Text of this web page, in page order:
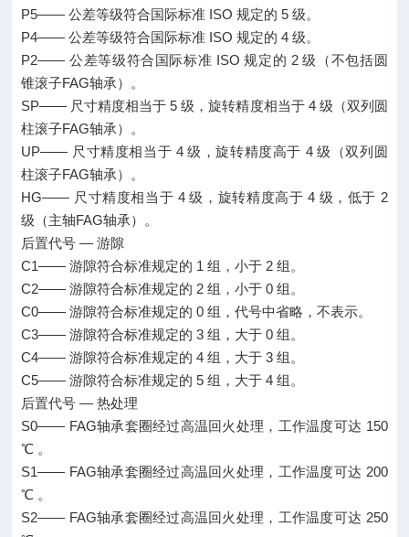
P5—— 公差等级符合国际标准 ISO 规定的 5 级。
P4—— 公差等级符合国际标准 ISO 规定的 4 级。
P2—— 公差等级符合国际标准 ISO 规定的 2 级（不包括圆
锥滚子FAG轴承）。
SP—— 尺寸精度相当于 5 级，旋转精度相当于 4 级（双列圆
柱滚子FAG轴承）。
UP—— 尺寸精度相当于 4 级，旋转精度高于 4 级（双列圆
柱滚子FAG轴承）。
HG—— 尺寸精度相当于 4 级，旋转精度高于 4 级，低于 2
级（主轴FAG轴承）。
后置代号 — 游隙
C1—— 游隙符合标准规定的 1 组，小于 2 组。
C2—— 游隙符合标准规定的 2 组，小于 0 组。
C0—— 游隙符合标准规定的 0 组，代号中省略，不表示。
C3—— 游隙符合标准规定的 3 组，大于 0 组。
C4—— 游隙符合标准规定的 4 组，大于 3 组。
C5—— 游隙符合标准规定的 5 组，大于 4 组。
后置代号 — 热处理
S0—— FAG轴承套圈经过高温回火处理，工作温度可达 150
℃ 。
S1—— FAG轴承套圈经过高温回火处理，工作温度可达 200
℃ 。
S2—— FAG轴承套圈经过高温回火处理，工作温度可达 250